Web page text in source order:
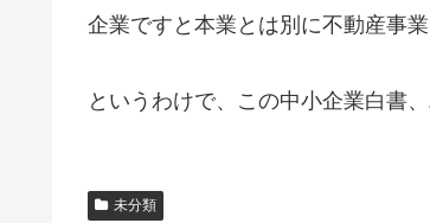
企業ですと本業とは別に不動産事
というわけで、この中小企業白書
未分類